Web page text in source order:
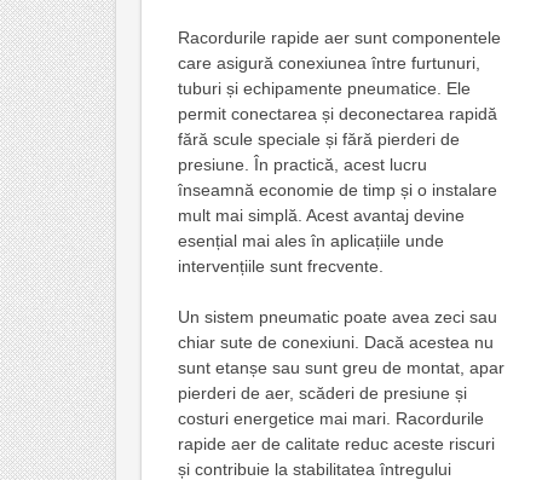
Racordurile rapide aer sunt componentele
care asigură conexiunea între furtunuri,
tuburi și echipamente pneumatice. Ele
permit conectarea și deconectarea rapidă
fără scule speciale și fără pierderi de
presiune. În practică, acest lucru
înseamnă economie de timp și o instalare
mult mai simplă. Acest avantaj devine
esențial mai ales în aplicațiile unde
intervențiile sunt frecvente.
Un sistem pneumatic poate avea zeci sau
chiar sute de conexiuni. Dacă acestea nu
sunt etanșe sau sunt greu de montat, apar
pierderi de aer, scăderi de presiune și
costuri energetice mai mari. Racordurile
rapide aer de calitate reduc aceste riscuri
și contribuie la stabilitatea întregului